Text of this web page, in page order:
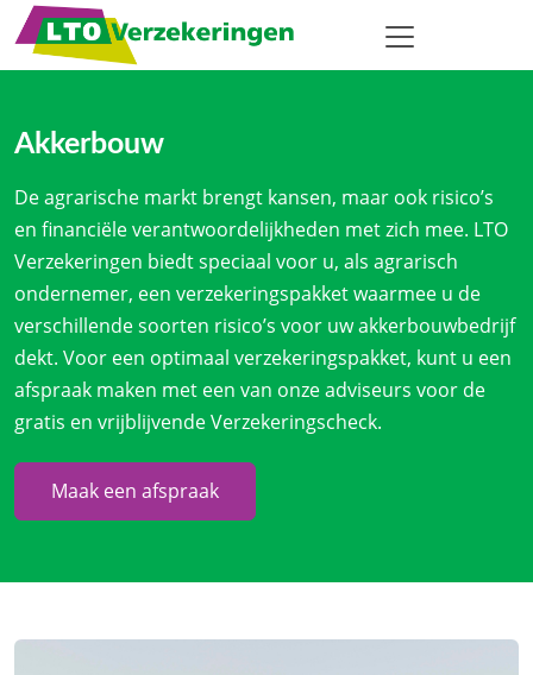
Akkerbouw
De agrarische markt brengt kansen, maar ook risico’s
en financiële verantwoordelijkheden met zich mee. LTO
Verzekeringen biedt speciaal voor u, als agrarisch
ondernemer, een verzekeringspakket waarmee u de
verschillende soorten risico’s voor uw akkerbouwbedrijf
dekt. Voor een optimaal verzekeringspakket, kunt u een
afspraak maken met een van onze adviseurs voor de
gratis en vrijblijvende Verzekeringscheck.
Maak een afspraak